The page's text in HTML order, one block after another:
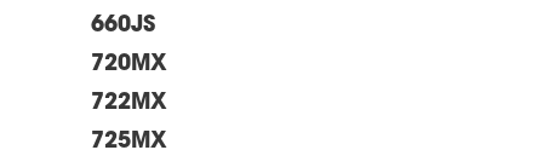
660JS
720MX
722MX
725MX